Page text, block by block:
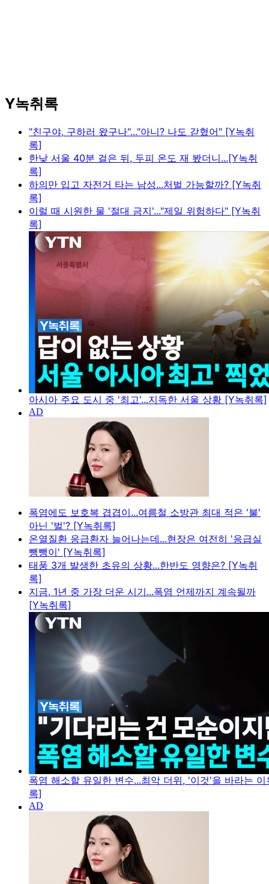
Y녹취록
"친구야, 구하러 왔구나"..."아니? 나도 갇혔어" [Y녹취
록]
한낮 서울 40분 걸은 뒤, 두피 온도 재 봤더니...[Y녹취
록]
하의만 입고 자전거 타는 남성...처벌 가능할까? [Y녹취
록]
이럴 때 시원한 물 '절대 금지'..."제일 위험하다" [Y녹취
록]
아시아 주요 도시 중 '최고'...지독한 서울 상황 [Y녹취록]
폭염에도 보호복 겹겹이...여름철 소방관 최대 적은 '불'
아닌 '벌'? [Y녹취록]
온열질환 응급환자 늘어나는데...현장은 여전히 '응급실
뺑뺑이' [Y녹취록]
태풍 3개 발생한 초유의 상황...한반도 영향은? [Y녹취
록]
지금, 1년 중 가장 더운 시기...폭염 언제까지 계속될까
[Y녹취록]
폭염 해소할 유일한 변수...최악 더위, '이것'을 바라는
록]